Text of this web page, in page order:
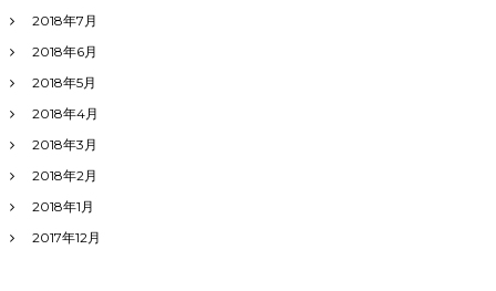
2018年7月
2018年6月
2018年5月
2018年4月
2018年3月
2018年2月
2018年1月
2017年12月